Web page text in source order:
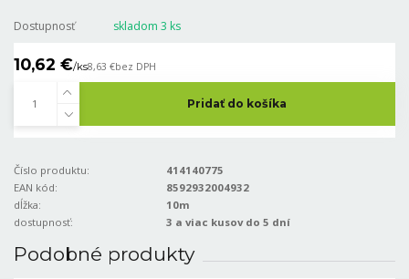
Dostupnosť skladom 3 ks
10,62 €/ks8,63 €bez DPH
Pridať do košíka
Číslo produktu:
414140775
EAN kód:
8592932004932
dĺžka:
10m
dostupnosť:
3 a viac kusov do 5 dní
Podobné produkty